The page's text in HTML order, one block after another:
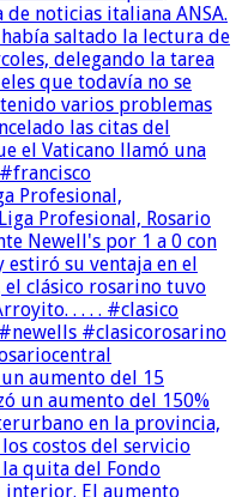
Profesional,
aumento del 15